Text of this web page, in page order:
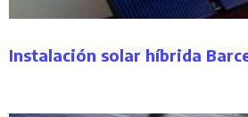
Instalación solar híbrida